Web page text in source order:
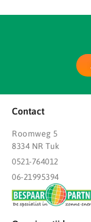
Contact
Roomweg 5
8334 NR Tuk
0521-764012
06-21995394